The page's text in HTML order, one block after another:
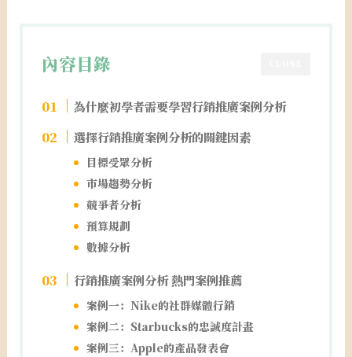
內容目錄
為什麼初學者需要學習行銷推廣案例分析
選擇行銷推廣案例分析的關鍵因素
目標受眾分析
市場趨勢分析
競爭者分析
預算規劃
數據分析
行銷推廣案例分析 熱門案例推薦
案例一：Nike的社群媒體行銷
案例二：Starbucks的忠誠度計畫
案例三：Apple的產品發表會